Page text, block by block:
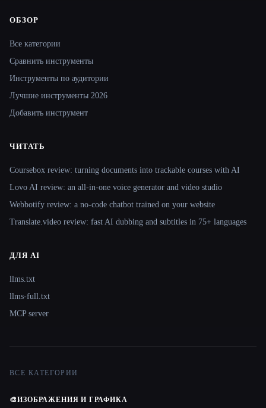
Site navigation
ОБЗОР
Все категории
Сравнить инструменты
Инструменты по аудитории
Лучшие инструменты 2026
Добавить инструмент
ЧИТАТЬ
Coursebox review: turning documents into trackable courses with AI
Lovo AI review: an all-in-one voice generator and video studio
Webbotify review: a no-code chatbot trained on your website
Translate.video review: fast AI dubbing and subtitles in 75+ languages
ДЛЯ AI
llms.txt
llms-full.txt
MCP server
ВСЕ КАТЕГОРИИ
🎨ИЗОБРАЖЕНИЯ И ГРАФИКА